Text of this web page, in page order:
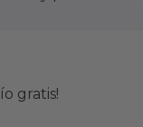
gratis!